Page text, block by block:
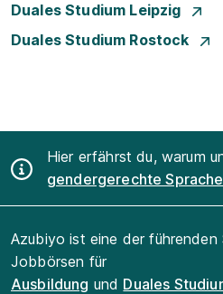
Duales Studium Leipzig
Duales Studium Rostock
Hier erfährst du, warum
gendergerechte Sprache
Azubiyo ist eine der führenden
Jobbörsen für
Ausbildung und Duales